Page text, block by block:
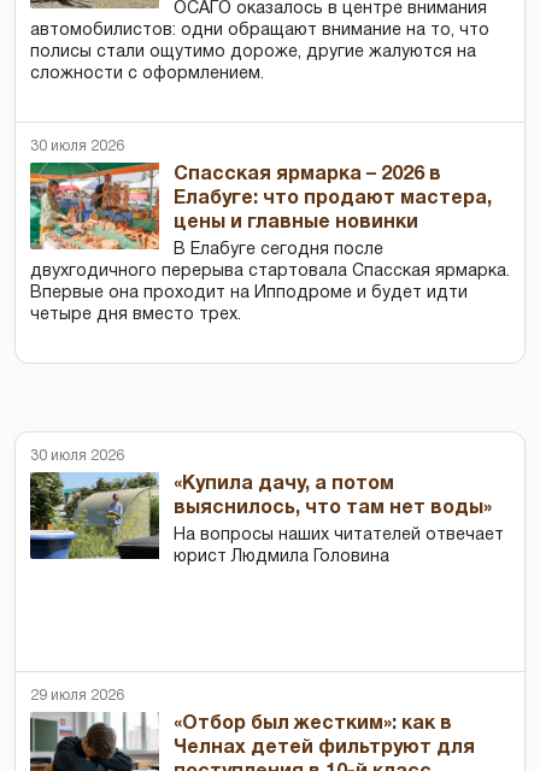
ОСАГО оказалось в центре внимания
автомобилистов: одни обращают внимание на то, что
полисы стали ощутимо дороже, другие жалуются на
сложности с оформлением.
30 июля 2026
Спасская ярмарка – 2026 в
Елабуге: что продают мастера,
цены и главные новинки
В Елабуге сегодня после
двухгодичного перерыва стартовала Спасская ярмарка.
Впервые она проходит на Ипподроме и будет идти
четыре дня вместо трех.
30 июля 2026
«Купила дачу, а потом
выяснилось, что там нет воды»
На вопросы наших читателей отвечает
юрист Людмила Головина
29 июля 2026
«Отбор был жестким»: как в
Челнах детей фильтруют для